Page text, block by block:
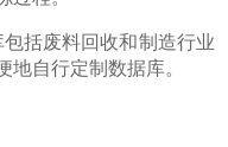
括废料回收和制造行业
地自行定制数据库。